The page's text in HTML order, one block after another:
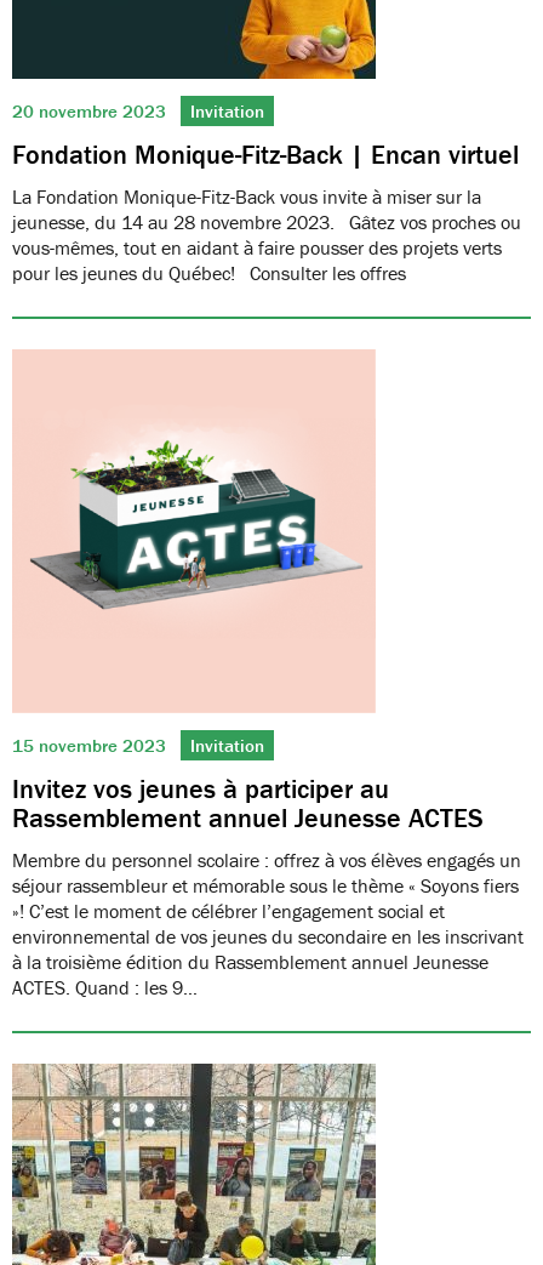
20 novembre 2023 Invitation
Fondation Monique-Fitz-Back | Encan virtuel
La Fondation Monique-Fitz-Back vous invite à miser sur la
jeunesse, du 14 au 28 novembre 2023. Gâtez vos proches ou
vous-mêmes, tout en aidant à faire pousser des projets verts
pour les jeunes du Québec! Consulter les offres
15 novembre 2023 Invitation
Invitez vos jeunes à participer au
Rassemblement annuel Jeunesse ACTES
Membre du personnel scolaire : offrez à vos élèves engagés un
séjour rassembleur et mémorable sous le thème « Soyons fiers
»! C’est le moment de célébrer l’engagement social et
environnemental de vos jeunes du secondaire en les inscrivant
à la troisième édition du Rassemblement annuel Jeunesse
ACTES. Quand : les 9…